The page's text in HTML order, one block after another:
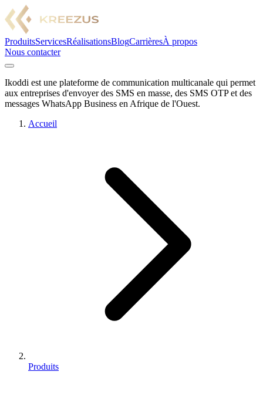
ProduitsServicesRéalisationsBlogCarrièresÀ propos
Nous contacter
Ikoddi est une plateforme de communication multicanale qui permet
aux entreprises d'envoyer des SMS en masse, des SMS OTP et des
messages WhatsApp Business en Afrique de l'Ouest.
Accueil
Produits